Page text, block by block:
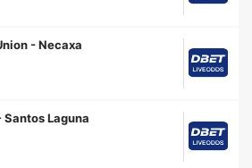
-Necaxa
Santos Laguna